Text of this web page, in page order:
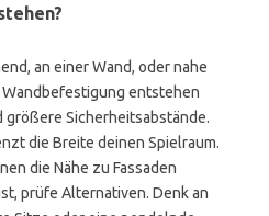
an einer Wand, oder nahe
entstehen
größere Sicherheitsabstände.
die Breite deinen Spielraum.
die Nähe zu Fassaden
prüfe Alternativen. Denk an